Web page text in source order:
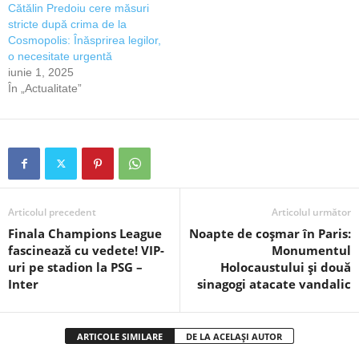
Cătălin Predoiu cere măsuri
stricte după crima de la
Cosmopolis: Înăsprirea legilor,
o necesitate urgentă
iunie 1, 2025
În „Actualitate”
Articolul precedent
Finala Champions League
fascinează cu vedete! VIP-
uri pe stadion la PSG –
Inter
Articolul următor
Noapte de coșmar în Paris:
Monumentul
Holocaustului și două
sinagogi atacate vandalic
ARTICOLE SIMILARE DE LA ACELAȘI AUTOR